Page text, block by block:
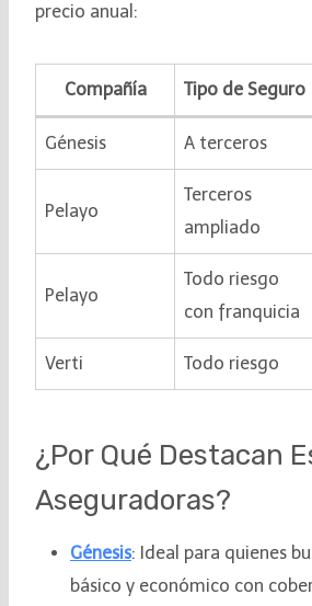
precio anual:
Compañía Tipo de Seguro
Génesis A terceros
Pelayo
Terceros
ampliado
Pelayo
Todo riesgo
con franquicia
Verti Todo riesgo
¿Por Qué Destacan
Aseguradoras?
Génesis: Ideal para quienes
básico y económico con